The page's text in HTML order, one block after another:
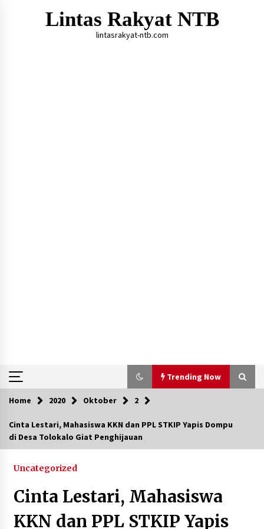
Lintas Rakyat NTB
lintasrakyat-ntb.com
Trending Now
Trending Now
Aksi Penggerebekan Pengedar Sabu di Dompu,
2 tahun ago
Polsek Kempo Serahkan ODGJ ke Ketua DPRD
3 hari ago
Home 2020 Oktober 2
Cinta Lestari, Mahasiswa KKN dan PPL STKIP Yapis Dompu
di Desa Tolokalo Giat Penghijauan
Uncategorized
Cinta Lestari, Mahasiswa
KKN dan PPL STKIP Yapis